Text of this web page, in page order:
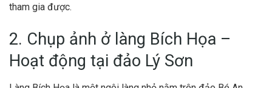
tham gia được.
2. Chụp ảnh ở làng Bích Họa –
Hoạt động tại đảo Lý Sơn